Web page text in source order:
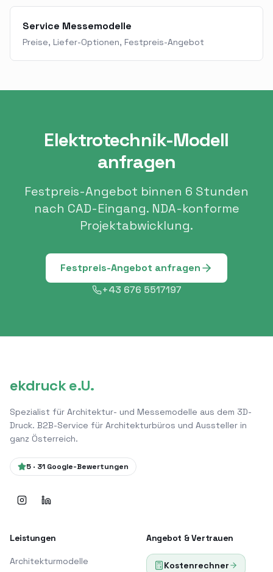
Service Messemodelle
Preise, Liefer-Optionen, Festpreis-Angebot
Elektrotechnik-Modell
anfragen
Festpreis-Angebot binnen 6 Stunden
nach CAD-Eingang. NDA-konforme
Projektabwicklung.
Festpreis-Angebot anfragen
+43 676 5517197
ekdruck e.U.
Spezialist für Architektur- und Messemodelle aus dem 3D-
Druck. B2B-Service für Architekturbüros und Aussteller in
ganz Österreich.
5 · 31 Google-Bewertungen
Leistungen
Architekturmodelle
Angebot & Vertrauen
Kostenrechner